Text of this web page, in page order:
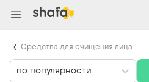
по популярности
Средства для очищения лица